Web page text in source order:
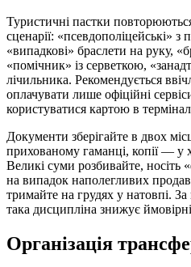
Туристичні пастки
сценарії: «псевдополіцейські» з
«випадкові» браслети на руку,
«помічник» із серветкою,
лічильника. Рекомендується
оплачувати лише офіційні
користуватися картою в
Документи зберігайте в двох
прихованому гаманці, копії — у
Великі суми розбивайте, носіть
на випадок наполегливих
тримайте на грудях у натовпі.
така дисципліна знижує
Організація